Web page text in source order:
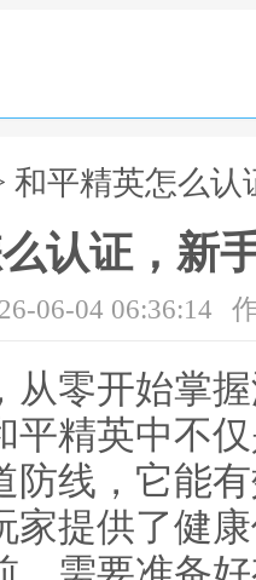
和平精英怎么
认证，新
06-04 06:36:14
从零开始掌
平精英中不
防线，它能
家提供了健